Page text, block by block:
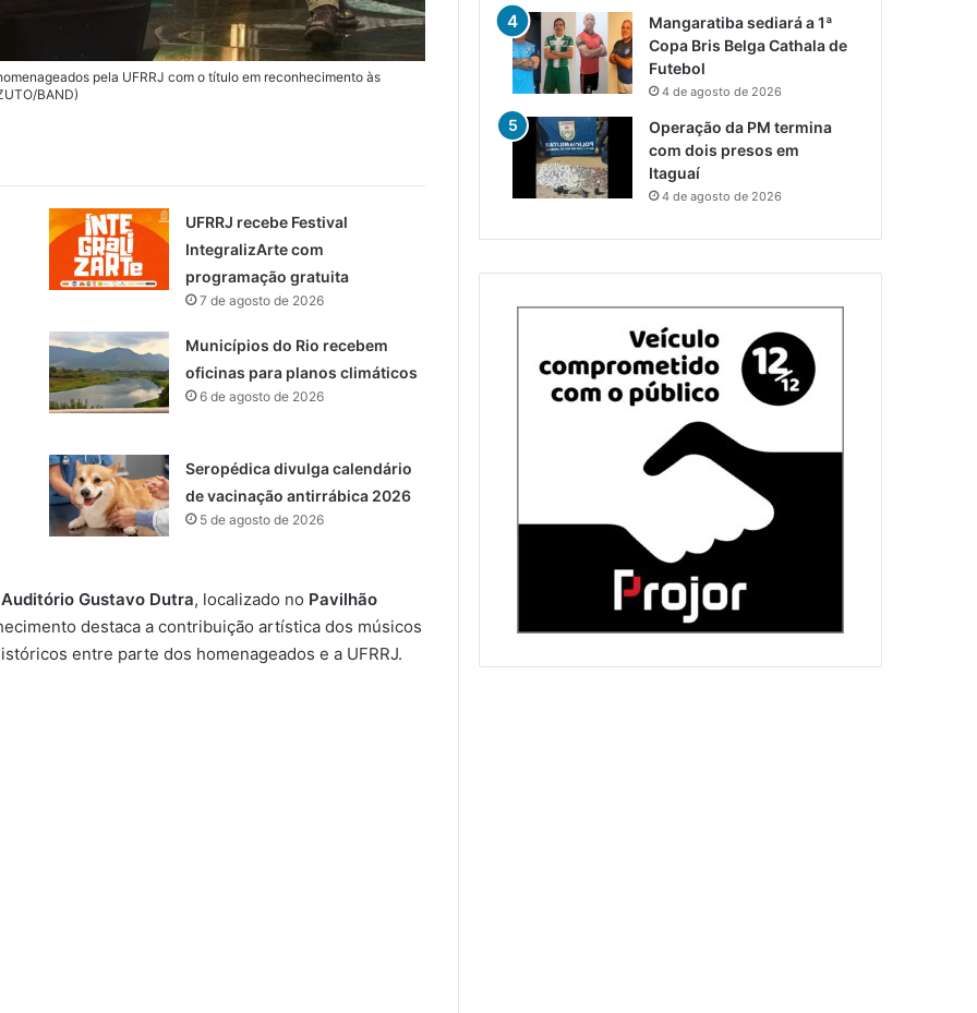
pela UFRRJ com o título em reconhecimento às
BAND)
UFRRJ recebe Festival
IntegralizArte com
programação gratuita
7 de agosto de 2026
Municípios do Rio recebem
oficinas para planos climáticos
6 de agosto de 2026
Seropédica divulga calendário
de vacinação antirrábica 2026
5 de agosto de 2026
Auditório Gustavo Dutra, localizado no Pavilhão
destaca a contribuição artística dos músicos
entre parte dos homenageados e a UFRRJ.
Mangaratiba sediará a 1ª
Copa Bris Belga Cathala de
Futebol
4 de agosto de 2026
Operação da PM termina
com dois presos em
Itaguaí
4 de agosto de 2026